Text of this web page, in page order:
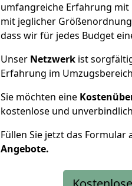
umfangreiche Erfahrung
mit jeglicher
dass wir für jedes Budget
Unser Netzwerk ist
Erfahrung im
Sie möchten eine
kostenlose und
Füllen Sie jetzt das Formular
Angebote.